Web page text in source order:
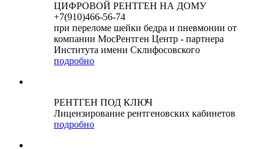
ЦИФРОВОЙ РЕНТГЕН НА ДОМУ
+7(910)466-56-74
при переломе шейки бедра и пневмонии от
компании МосРентген Центр - партнера
Института имени Склифосовского
подробно
РЕНТГЕН ПОД КЛЮЧ
Лицензирование рентгеновских кабинетов
подробно